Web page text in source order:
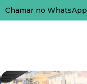
Chamar no WhatsApp